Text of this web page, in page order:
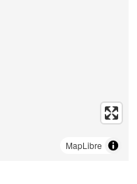
MapLibre